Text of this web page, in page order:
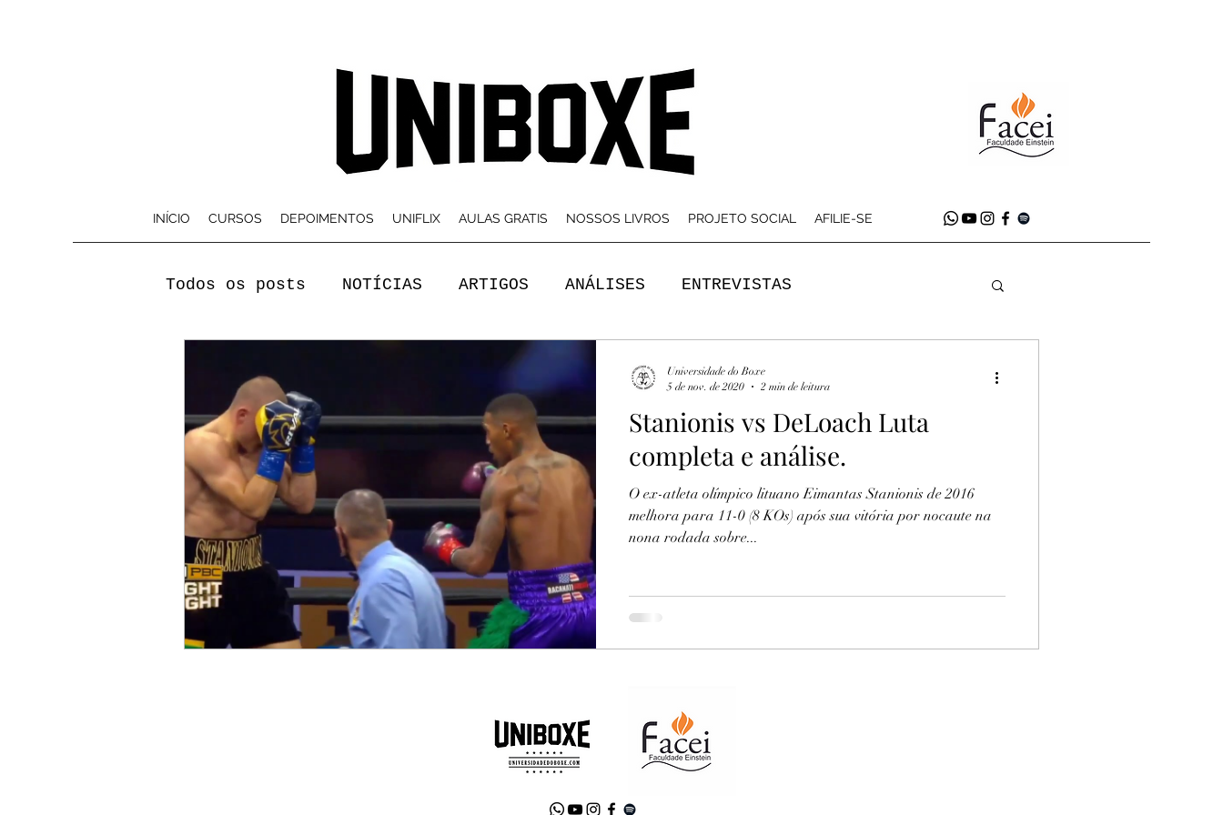
INÍCIO CURSOS DEPOIMENTOS UNIFLIX AULAS GRATIS NOSSOS LIVROS PROJETO SOCIAL AFILIE-SE
Todos os posts NOTÍCIAS ARTIGOS ANÁLISES ENTREVISTAS
Stanionis vs DeLoach Luta
completa e análise.
O ex-atleta olímpico lituano Eimantas Stanionis de 2016
melhora para 11-0 (8 KOs) após sua vitória por nocaute na
nona rodada sobre...
Universidade do Boxe
5 de nov. de 2020
2 min de leitura